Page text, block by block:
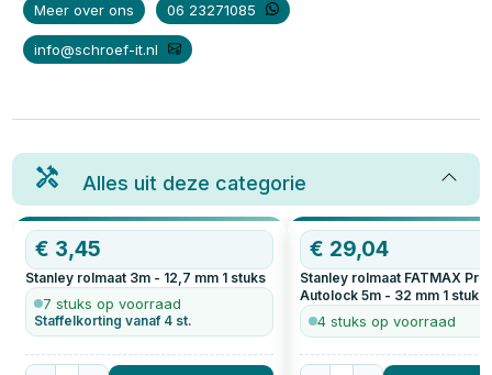
Meer over ons 06 23271085
info@schroef-it.nl
Alles uit deze categorie
€ 3,45
Stanley rolmaat 3m - 12,7 mm 1 stuks
7 stuks op voorraad
Staffelkorting vanaf 4 st.
OP=OP
€ 29,04
Stanley rolmaat FATMAX Pro
Autolock 5m - 32 mm 1 stuks
4 stuks op voorraad